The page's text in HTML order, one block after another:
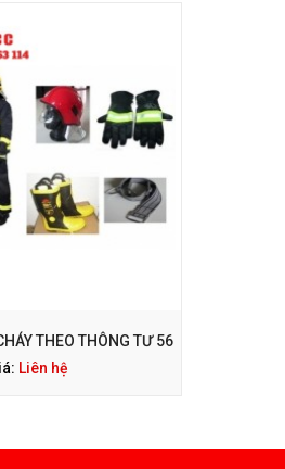
THEO THÔNG TƯ 56
Liên hệ